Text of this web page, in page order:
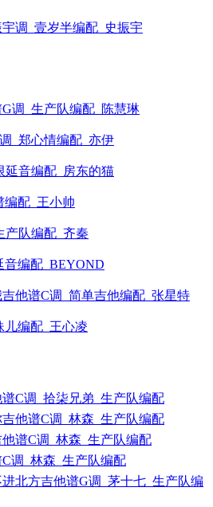
调_壹岁半编配_史振宇
调_生产队编配_陈慧琳
_郑心情编配_亦伊
延音编配_房东的猫
编配_王小帅
产队编配_齐秦
音编配_BEYOND
他谱C调_简单吉他编配_张星特
儿编配_王心凌
C调_拾柒兄弟_生产队编配
他谱C调_林森_生产队编配
谱C调_林森_生产队编配
调_林森_生产队编配
北方吉他谱G调_茅十七_生产队编